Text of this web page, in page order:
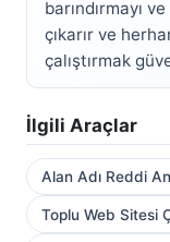
barındırmayı
çıkarır ve
çalıştırmak
İlgili Araçlar
Alan Adı Reddi
Toplu Web Sitesi